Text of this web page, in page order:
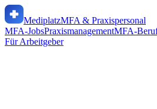
MediplatzMFA & Praxispersonal
MFA-JobsPraxismanagementMFA-
Für Arbeitgeber